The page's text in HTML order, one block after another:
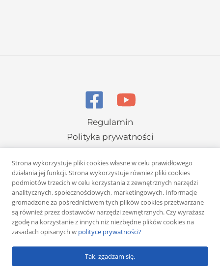
Regulamin
Polityka prywatności
Copyright © 2026 Rafał Żuber
Powered byKlub eMarketera
Strona wykorzystuje pliki cookies własne w celu prawidłowego
działania jej funkcji. Strona wykorzystuje również pliki cookies
podmiotów trzecich w celu korzystania z zewnętrznych narzędzi
analitycznych, społecznościowych, marketingowych. Informacje
gromadzone za pośrednictwem tych plików cookies przetwarzane
są również przez dostawców narzędzi zewnętrznych. Czy wyrażasz
zgodę na korzystanie z innych niż niezbędne plików cookies na
zasadach opisanych w polityce prywatności?
Tak, zgadzam się.